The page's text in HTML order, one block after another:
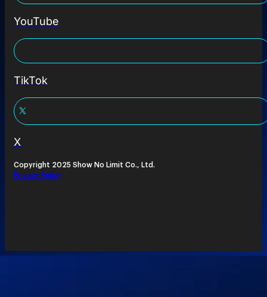
YouTube
TikTok
X
Copyright 2025 Show No Limit Co., Ltd.
Privacy Policy